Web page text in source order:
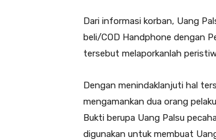
Dari informasi korban, Uang
beli/COD Handphone dengan
tersebut melaporkanlah
Dengan menindaklanjuti hal
mengamankan dua orang
Bukti berupa Uang Palsu
digunakan untuk membuat